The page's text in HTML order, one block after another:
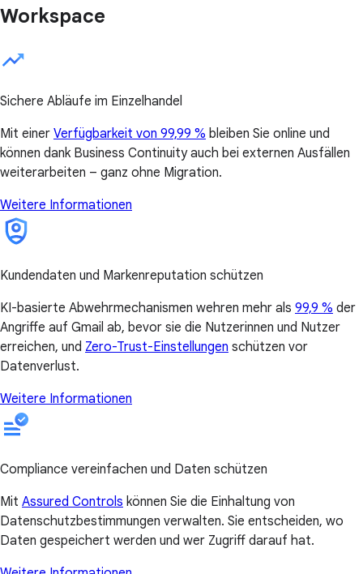
Workspace
Sichere Abläufe im Einzelhandel
Mit einer Verfügbarkeit von 99,99 % bleiben Sie online und
können dank Business Continuity auch bei externen Ausfällen
weiterarbeiten – ganz ohne Migration.
Weitere Informationen
Kundendaten und Markenreputation schützen
KI-basierte Abwehrmechanismen wehren mehr als 99,9 % der
Angriffe auf Gmail ab, bevor sie die Nutzerinnen und Nutzer
erreichen, und Zero-Trust-Einstellungen schützen vor
Datenverlust.
Weitere Informationen
Compliance vereinfachen und Daten schützen
Mit Assured Controls können Sie die Einhaltung von
Datenschutzbestimmungen verwalten. Sie entscheiden, wo
Daten gespeichert werden und wer Zugriff darauf hat.